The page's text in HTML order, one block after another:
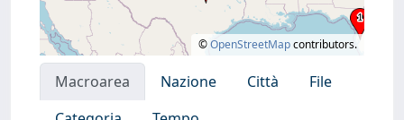
©OpenStreetMapcontributors.
Macroarea Nazione Città
File